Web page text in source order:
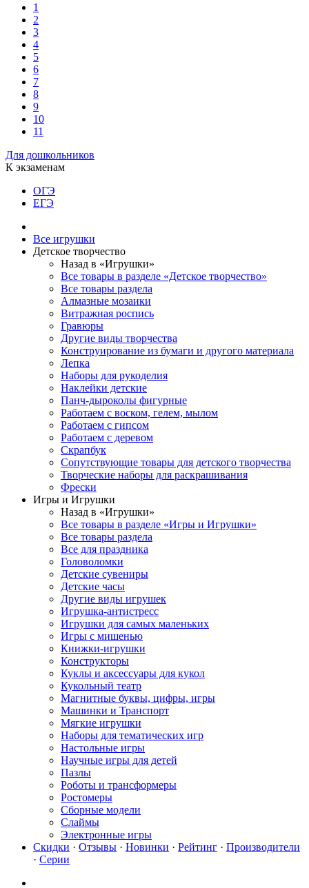
1
2
3
4
5
6
7
8
9
10
11
Для дошкольников
К экзаменам
ОГЭ
ЕГЭ
Все игрушки
Детское творчество
Назад в «Игрушки»
Все товары в разделе «Детское творчество»
Все товары раздела
Алмазные мозаики
Витражная роспись
Гравюры
Другие виды творчества
Конструирование из бумаги и другого материала
Лепка
Наборы для рукоделия
Наклейки детские
Панч-дыроколы фигурные
Работаем с воском, гелем, мылом
Работаем с гипсом
Работаем с деревом
Скрапбук
Сопутствующие товары для детского творчества
Творческие наборы для раскрашивания
Фрески
Игры и Игрушки
Назад в «Игрушки»
Все товары в разделе «Игры и Игрушки»
Все товары раздела
Все для праздника
Головоломки
Детские сувениры
Детские часы
Другие виды игрушек
Игрушка-антистресс
Игрушки для самых маленьких
Игры с мишенью
Книжки-игрушки
Конструкторы
Куклы и аксессуары для кукол
Кукольный театр
Магнитные буквы, цифры, игры
Машинки и Транспорт
Мягкие игрушки
Наборы для тематических игр
Настольные игры
Научные игры для детей
Пазлы
Роботы и трансформеры
Ростомеры
Сборные модели
Слаймы
Электронные игры
Скидки · Отзывы · Новинки · Рейтинг · Производители
· Серии